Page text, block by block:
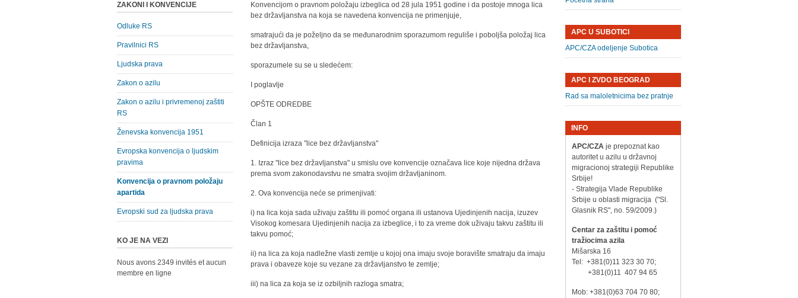
Konvencijom o pravnom položaju izbeglica od 28 jula 1951 godine i da postoje mnoga lica
bez državljanstva na koja se navedena konvencija ne primenjuje,
smatrajući da je poželjno da se međunarodnim sporazumom reguliše i poboljša položaj lica
bez državljanstva,
sporazumele su se u sledećem:
I poglavlje
OPŠTE ODREDBE
Član 1
Definicija izraza "lice bez državljanstva"
1. Izraz "lice bez državljanstva" u smislu ove konvencije označava lice koje nijedna država
prema svom zakonodavstvu ne smatra svojim državljaninom.
2. Ova konvencija neće se primenjivati:
i) na lica koja sada uživaju zaštitu ili pomoć organa ili ustanova Ujedinjenih nacija, izuzev
Visokog komesara Ujedinjenih nacija za izbeglice, i to za vreme dok uživaju takvu zaštitu ili
takvu pomoć;
ii) na lica za koja nadležne vlasti zemlje u kojoj ona imaju svoje boravište smatraju da imaju
prava i obaveze koje su vezane za državljanstvo te zemlje;
iii) na lica za koja se iz ozbiljnih razloga smatra;
ZAKONI I KONVENCIJE
Odluke RS
Pravilnici RS
Ljudska prava
Zakon o azilu
Zakon o azilu i privremenoj zaštiti
RS
Ženevska konvencija 1951
Evropska konvencija o ljudskim
pravima
Konvencija o pravnom položaju
apartida
Evropski sud za ljudska prava
KO JE NA VEZI
Nous avons 2349 invités et aucun
membre en ligne
APC U SUBOTICI
APC/CZA odeljenje Subotica
APC I ZVDO BEOGRAD
Rad sa maloletnicima bez pratnje
INFO
APC/CZAje prepoznat kao
autoritet u azilu u državnoj
migracionoj strategiji Republike
Srbije!
- Strategija Vlade Republike
Srbije u oblasti migracija ("Sl.
Glasnik RS", no. 59/2009.)
Centar za zaštitu i pomoć
tražiocima azila
Mišarska 16
Tel: +381(0)11 323 30 70;
+381(0)11 407 94 65
Mob: +381(0)63 704 70 80;